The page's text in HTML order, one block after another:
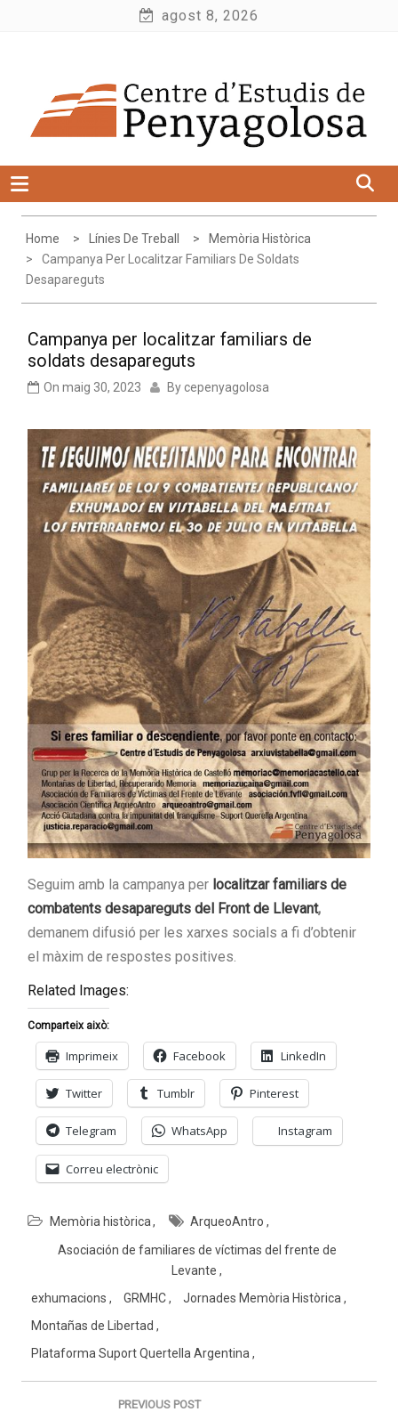
agost 8, 2026
Home Línies De Treball
Memòria Històrica
Campanya Per Localitzar Familiars De Soldats
Desapareguts
Campanya per localitzar familiars de
soldats desapareguts
On maig 30, 2023 By cepenyagolosa
Seguim amb la campanya per localitzar familiars de
combatents desapareguts del Front de Llevant,
demanem difusió per les xarxes socials a fi d’obtenir
el màxim de respostes positives.
Related Images:
Comparteix això:
Imprimeix Facebook LinkedIn
Twitter Tumblr Pinterest
Telegram WhatsApp Instagram
Correu electrònic
Memòria històrica
ArqueoAntro
Asociación de familiares de víctimas del frente de
Levante
exhumacions
GRMHC
Jornades Memòria Històrica
Montañas de Libertad
Plataforma Suport Quertella Argentina
PREVIOUS POST